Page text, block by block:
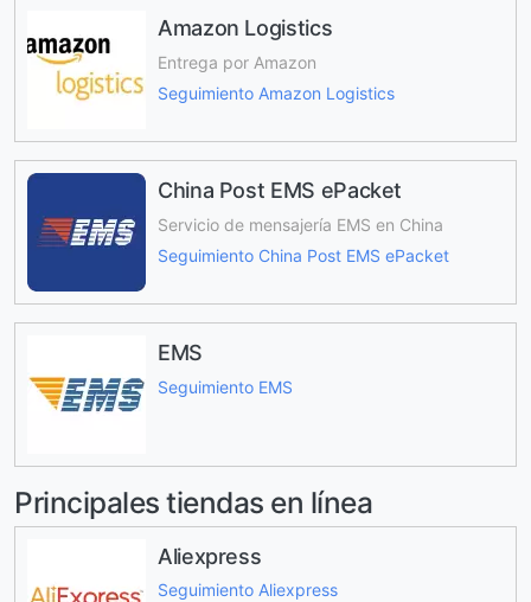
Amazon Logistics
Entrega por Amazon
Seguimiento Amazon Logistics
China Post EMS ePacket
Servicio de mensajería EMS en China
Seguimiento China Post EMS ePacket
EMS
Seguimiento EMS
Principales tiendas en línea
Aliexpress
Seguimiento Aliexpress